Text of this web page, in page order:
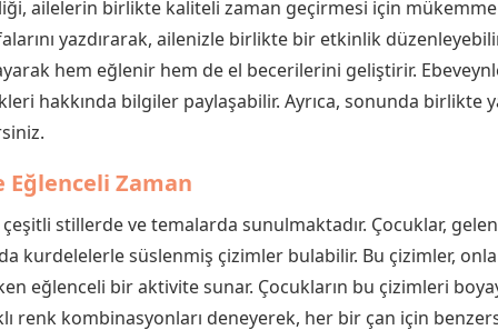
ailelerin birlikte kaliteli zaman geçirmesi için
yazdırarak, ailenizle birlikte bir etkinlik
hem eğlenir hem de el becerilerini geliştirir.
hakkında bilgiler paylaşabilir. Ayrıca, sonunda birlikte
Eğlenceli Zaman
stillerde ve temalarda sunulmaktadır. Çocuklar,
kurdelelerle süslenmiş çizimler bulabilir. Bu çizimler,
eğlenceli bir aktivite sunar. Çocukların bu çizimleri
renk kombinasyonları deneyerek, her bir çan için